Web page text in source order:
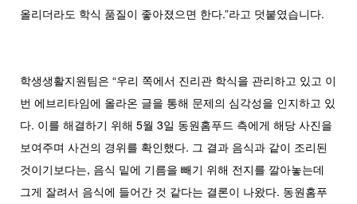
올리더라도 학식 품질이 좋아졌으면 한다.”라고 덧붙였습니다.
학생생활지원팀은 “우리 쪽에서 진리관 학식을 관리하고 있고 이
번 에브리타임에 올라온 글을 통해 문제의 심각성을 인지하고 있
다. 이를 해결하기 위해 5월 3일 동원홈푸드 측에게 해당 사진을
보여주며 사건의 경위를 확인했다. 그 결과 음식과 같이 조리된
것이기보다는, 음식 밑에 기름을 빼기 위해 전지를 깔아놓는데
그게 잘려서 음식에 들어간 것 같다는 결론이 나왔다. 동원홈푸